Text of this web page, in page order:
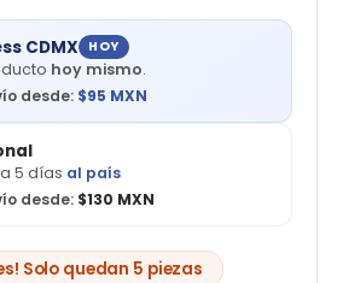
CDMX HOY
hoy mismo.
desde: $95 MXN
5 días al país
desde: $130 MXN
Solo quedan 5 piezas